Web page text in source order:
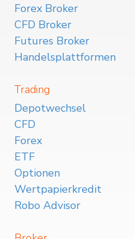
Forex Broker
CFD Broker
Futures Broker
Handelsplattformen
Trading
Depotwechsel
CFD
Forex
ETF
Optionen
Wertpapierkredit
Robo Advisor